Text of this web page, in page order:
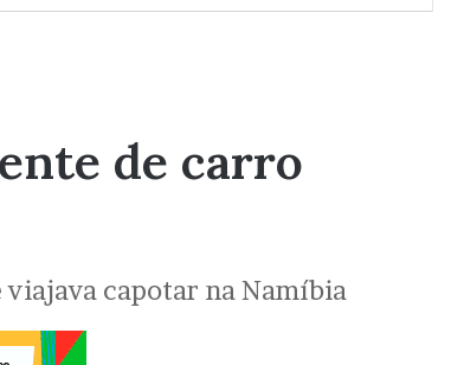
por
de carro
viajava capotar na Namíbia